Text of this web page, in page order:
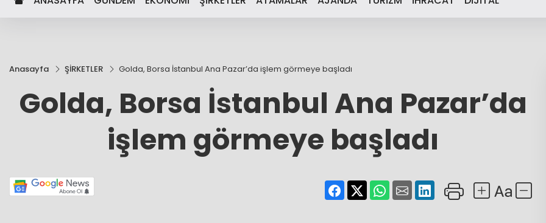
Anasayfa ŞİRKETLER Golda, Borsa İstanbul Ana Pazar’da işlem görmeye başladı
Golda, Borsa İstanbul Ana Pazar’da
işlem görmeye başladı